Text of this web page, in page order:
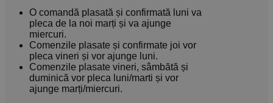
O comandă plasată și confirmată luni va
pleca de la noi marți și va ajunge
miercuri.
Comenzile plasate și confirmate joi vor
pleca vineri și vor ajunge luni.
Comenzile plasate vineri, sâmbătă și
duminică vor pleca luni/marti și vor
ajunge marți/miercuri.